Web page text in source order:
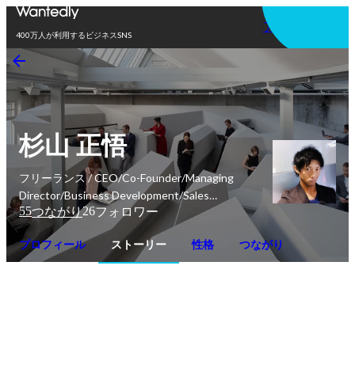
400万人が利用するビジネスSNS
アプリを使う
杉山 正悟
フリーランス / CEO/Co-Founder/Managing
Director/Business Development/Sales
Advisor/Consultant/GUEST LECTURER(客員講
師)
55つながり26フォロワー
プロフィール ストーリー 性格 つながり